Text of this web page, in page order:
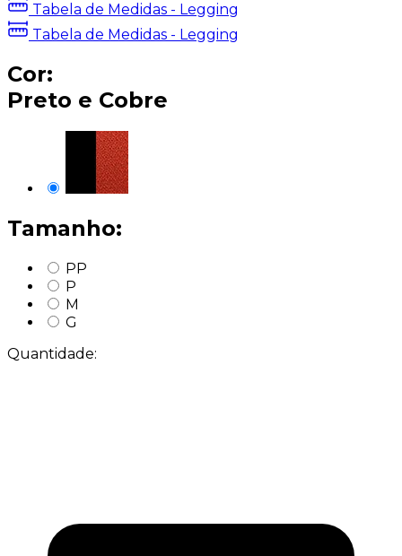
Tabela de Medidas - Legging
Tabela de Medidas - Legging
Cor:
Preto e Cobre
Tamanho:
PP
P
M
G
Quantidade: